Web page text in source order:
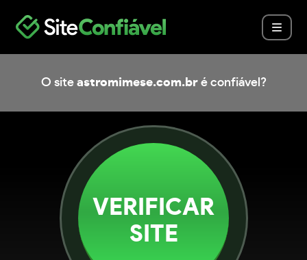
O site astromimese.com.bré confiável?
VERIFICAR
SITE